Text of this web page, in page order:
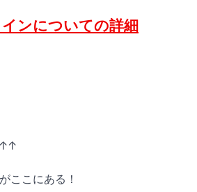
ンについての詳細
ここにある！